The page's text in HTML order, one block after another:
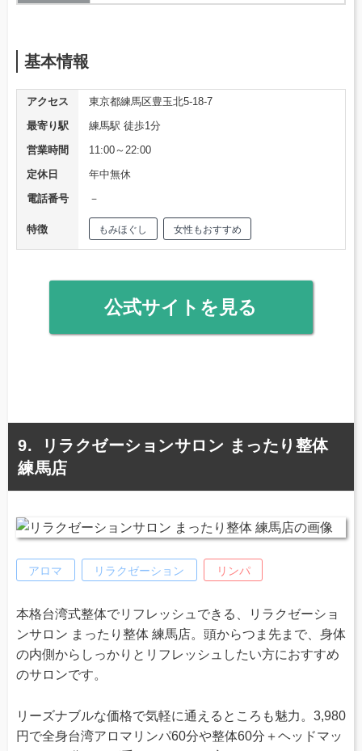
基本情報
アクセス
東京都練馬区豊玉北5-18-7
最寄り駅
練馬駅 徒歩1分
営業時間
11:00～22:00
定休日
年中無休
電話番号
－
特徴 もみほぐし 女性もおすすめ
公式サイトを見る
リラクゼーションサロン まったり整体
練馬店
アロマ リラクゼーション リンパ
本格台湾式整体でリフレッシュできる、リラクゼーショ
ンサロン まったり整体 練馬店。頭からつま先まで、身体
の内側からしっかりとリフレッシュしたい方におすすめ
のサロンです。
リーズナブルな価格で気軽に通えるところも魅力。3,980
円で全身台湾アロマリンパ60分や整体60分＋ヘッドマッ